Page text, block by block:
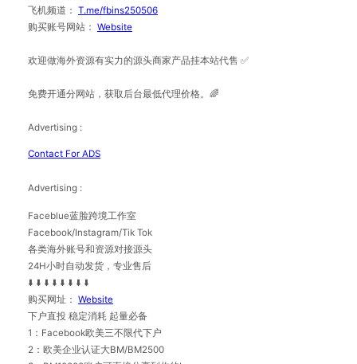
飞机频道： T.me/fbins250506
购买账号网站： Website
欢迎做海外资源有实力的源头商家产品挂本站代售 ✅
免费开通分网站，获取后台最低代理价格。🌈
Advertising :
Contact For ADS
Advertising :
Faceblue蓝脸跨境工作室
Facebook/Instagram/Tik Tok
各类海外账号和资源对接源头
24H小时自动发货，专业售后
⬇️ ⬇️ ⬇️ ⬇️ ⬇️ ⬇️ ⬇️ ⬇️
购买网址： Website
下户直投 稳定消耗 起量必备
1：Facebook欧美三不限代下户
2：欧美企业认证大BM/BM2500